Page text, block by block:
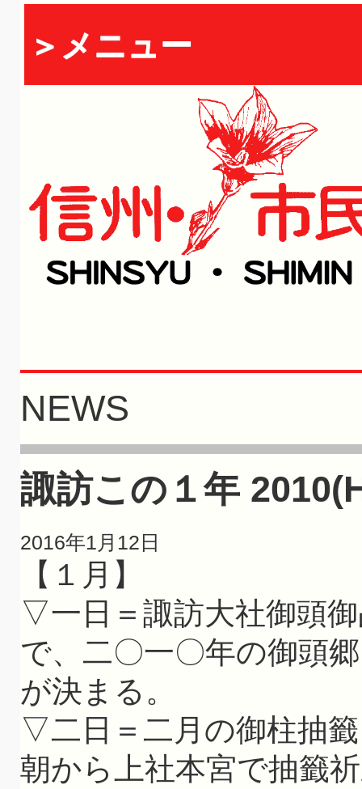
＞メニュー
NEWS
諏訪この１年
2016年1月12日
【１月】
▽一日＝諏訪大社御頭
で、二〇一〇年の御頭
が決まる。
▽二日＝二月の御柱抽
朝から上社本宮で抽籤